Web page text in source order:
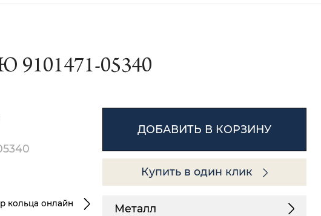
05340
кольца онлайн
ДОБАВИТЬ В КОРЗИНУ
Купить в один клик
Металл